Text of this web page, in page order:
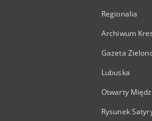
Regionalia
Archiwum
Gazeta
Lubuska
Otwarty
Rysunek